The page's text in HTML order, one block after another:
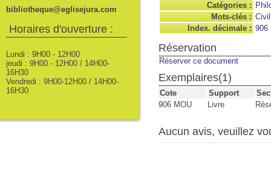
Catégories :
Mots-clés :
Index. décimale : 906
Réservation
Réserver ce document
Exemplaires(1)
Cote Support
906 MOU
Livre
Aucun avis, veuillez
bibliotheque@eglisejura.com
Horaires d'ouverture :
Lundi : 9H00 - 12H00
jeudi : 9H00 - 12H00 / 14H00-
16H30
Vendredi : 9H00-12H00 / 14H00-
16H30